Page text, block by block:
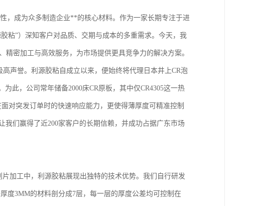
，成为众多制造企业**的核心材料。作为一家长期专注于进
粘”）深知客户对品质、交期与成本的多重需求。今天，我
密加工与高效服务，为市场提供更具竞争力的解决方案。
声誉。利源胶粘自成立以来，便始终将代理日本井上CR泡
此，公司常年储备2000床CR原板，其中仅CR4305这一热
对突发订单时的快速响应能力，更使得薄厚度可精准控制
们赢得了近200家客户的长期信赖，并成功占据广东市场
加工中，利源胶粘展现出独特的技术优势。我们自行研发
度3MM的材料剖分成7层，每一层的厚度公差均可控制在